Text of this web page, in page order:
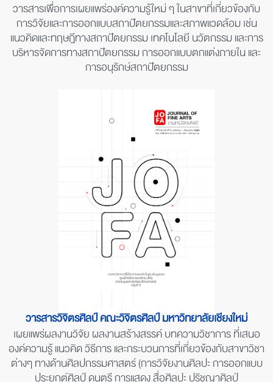
วารสารเพื่อการเผยแพร่องค์ความรู้ใหม่ ๆ ในสาขาที่เกี่ยวข้องกับ
การวิจัยและการออกแบบสถาปัตยกรรมและสภาพแวดล้อม เช่น
แนวคิดและทฤษฎีทางสถาปัตยกรรม เทคโนโลยี นวัตกรรม และการ
บริหารจัดการทางสถาปัตยกรรม การออกแบบตกแต่งภายใน และ
การอนุรักษ์สถาปัตยกรรม
วารสารวิจิตรศิลป์ คณะวิจิตรศิลป์ มหาวิทยาลัยเชียงใหม่
เผยแพร่ผลงานวิจัย ผลงานสร้างสรรค์ บทความวิชาการ ที่เสนอ
องค์ความรู้ แนวคิด วิธีการ และกระบวนการที่เกี่ยวข้องกับสาขาวิชา
ต่างๆ ทางด้านศิลปกรรมศาสตร์ (การวิจัยงานศิลปะ การออกแบบ
ประยุกต์ศิลป์ ดนตรี การแสดง สื่อศิลปะ ปรัชญาศิลป์